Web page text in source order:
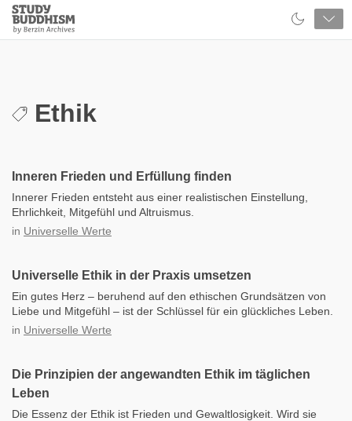
Close
Study
Buddhism
Ethik
Inneren Frieden und Erfüllung finden
Innerer Frieden entsteht aus einer realistischen Einstellung,
Ehrlichkeit, Mitgefühl und Altruismus.
in Universelle Werte
Universelle Ethik in der Praxis umsetzen
Ein gutes Herz – beruhend auf den ethischen Grundsätzen von
Liebe und Mitgefühl – ist der Schlüssel für ein glückliches Leben.
in Universelle Werte
Die Prinzipien der angewandten Ethik im täglichen
Leben
Die Essenz der Ethik ist Frieden und Gewaltlosigkeit. Wird sie